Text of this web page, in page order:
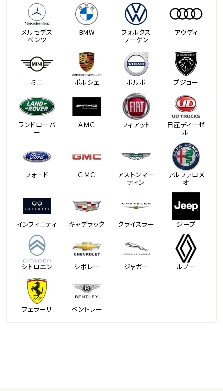
メルセデス
ベンツ
BMW フォルクス
ワーゲン
アウディ
ミニ ポルシェ ボルボ プジョー
ランドローバ
ー
ＡＭＧ フィアット 日産ディーゼ
ル
フォード ＧＭＣ アストンマー
ティン
アルファロメ
オ
インフィニティ キャデラック クライスラー ジープ
シトロエン シボレー ジャガー ルノー
フェラーリ ベントレー